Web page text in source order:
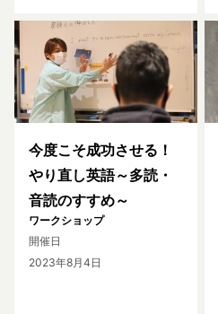
今度こそ成功させる！
やり直し英語～多読・
音読のすすめ～
ワークショップ
開催日
2023年8月4日